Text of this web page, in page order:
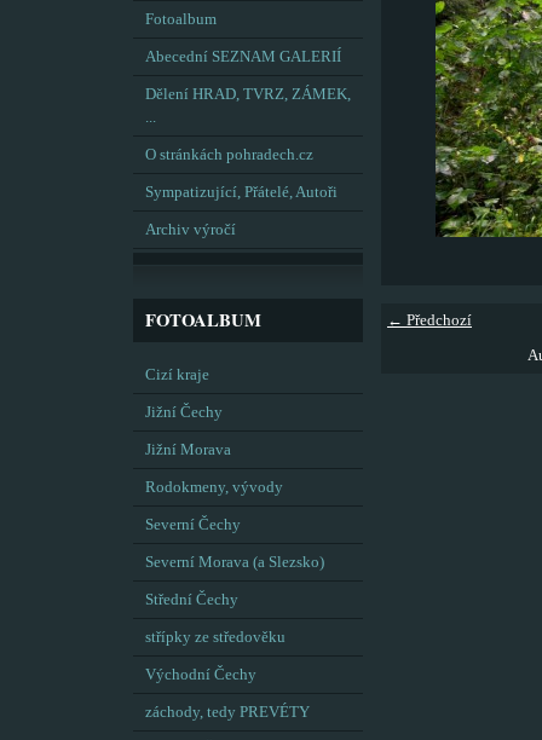
Fotoalbum
Abecední SEZNAM GALERIÍ
Dělení HRAD, TVRZ, ZÁMEK,
...
O stránkách pohradech.cz
Sympatizující, Přátelé, Autoři
Archiv výročí
FOTOALBUM
Cizí kraje
Jižní Čechy
Jižní Morava
Rodokmeny, vývody
Severní Čechy
Severní Morava (a Slezsko)
Střední Čechy
střípky ze středověku
Východní Čechy
záchody, tedy PREVÉTY
← Předchozí